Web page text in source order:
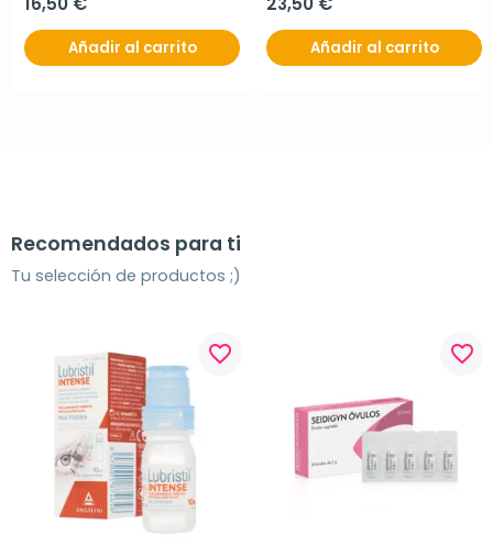
Añadir al carrito Añadir al carrito
Recomendados para ti
Tu selección de productos ;)
favorite_border favorite_border